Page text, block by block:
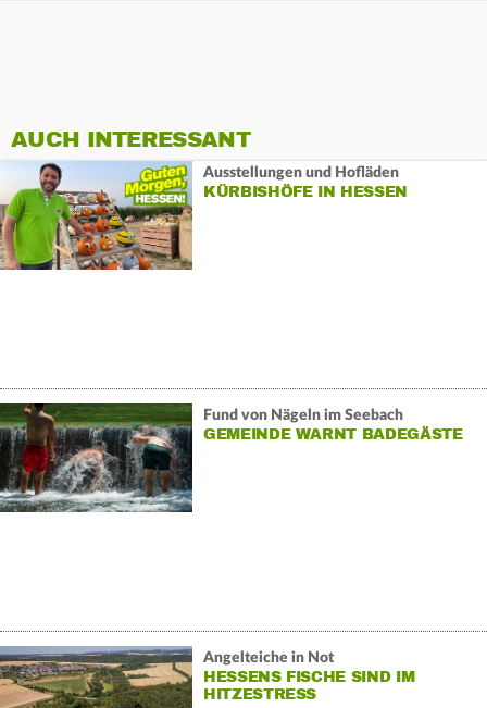
AUCH INTERESSANT
Ausstellungen und Hofläden
KÜRBISHÖFE IN HESSEN
Fund von Nägeln im Seebach
GEMEINDE WARNT BADEGÄSTE
Angelteiche in Not
HESSENS FISCHE SIND IM
HITZESTRESS